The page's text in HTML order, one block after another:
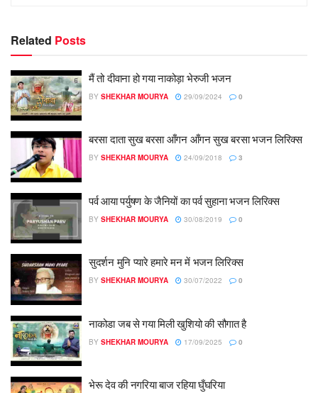
Related Posts
मैं तो दीवाना हो गया नाकोड़ा भेरुजी भजन
BY SHEKHAR MOURYA 29/09/2024 0
बरसा दाता सुख बरसा आँगन आँगन सुख बरसा भजन लिरिक्स
BY SHEKHAR MOURYA 24/09/2018 3
पर्व आया पर्युषण के जैनियों का पर्व सुहाना भजन लिरिक्स
BY SHEKHAR MOURYA 30/08/2019 0
सुदर्शन मुनि प्यारे हमारे मन में भजन लिरिक्स
BY SHEKHAR MOURYA 30/07/2022 0
नाकोडा जब से गया मिली खुशियो की सौगात है
BY SHEKHAR MOURYA 17/09/2025 0
भेरू देव की नगरिया बाज रहिया घुँघरिया